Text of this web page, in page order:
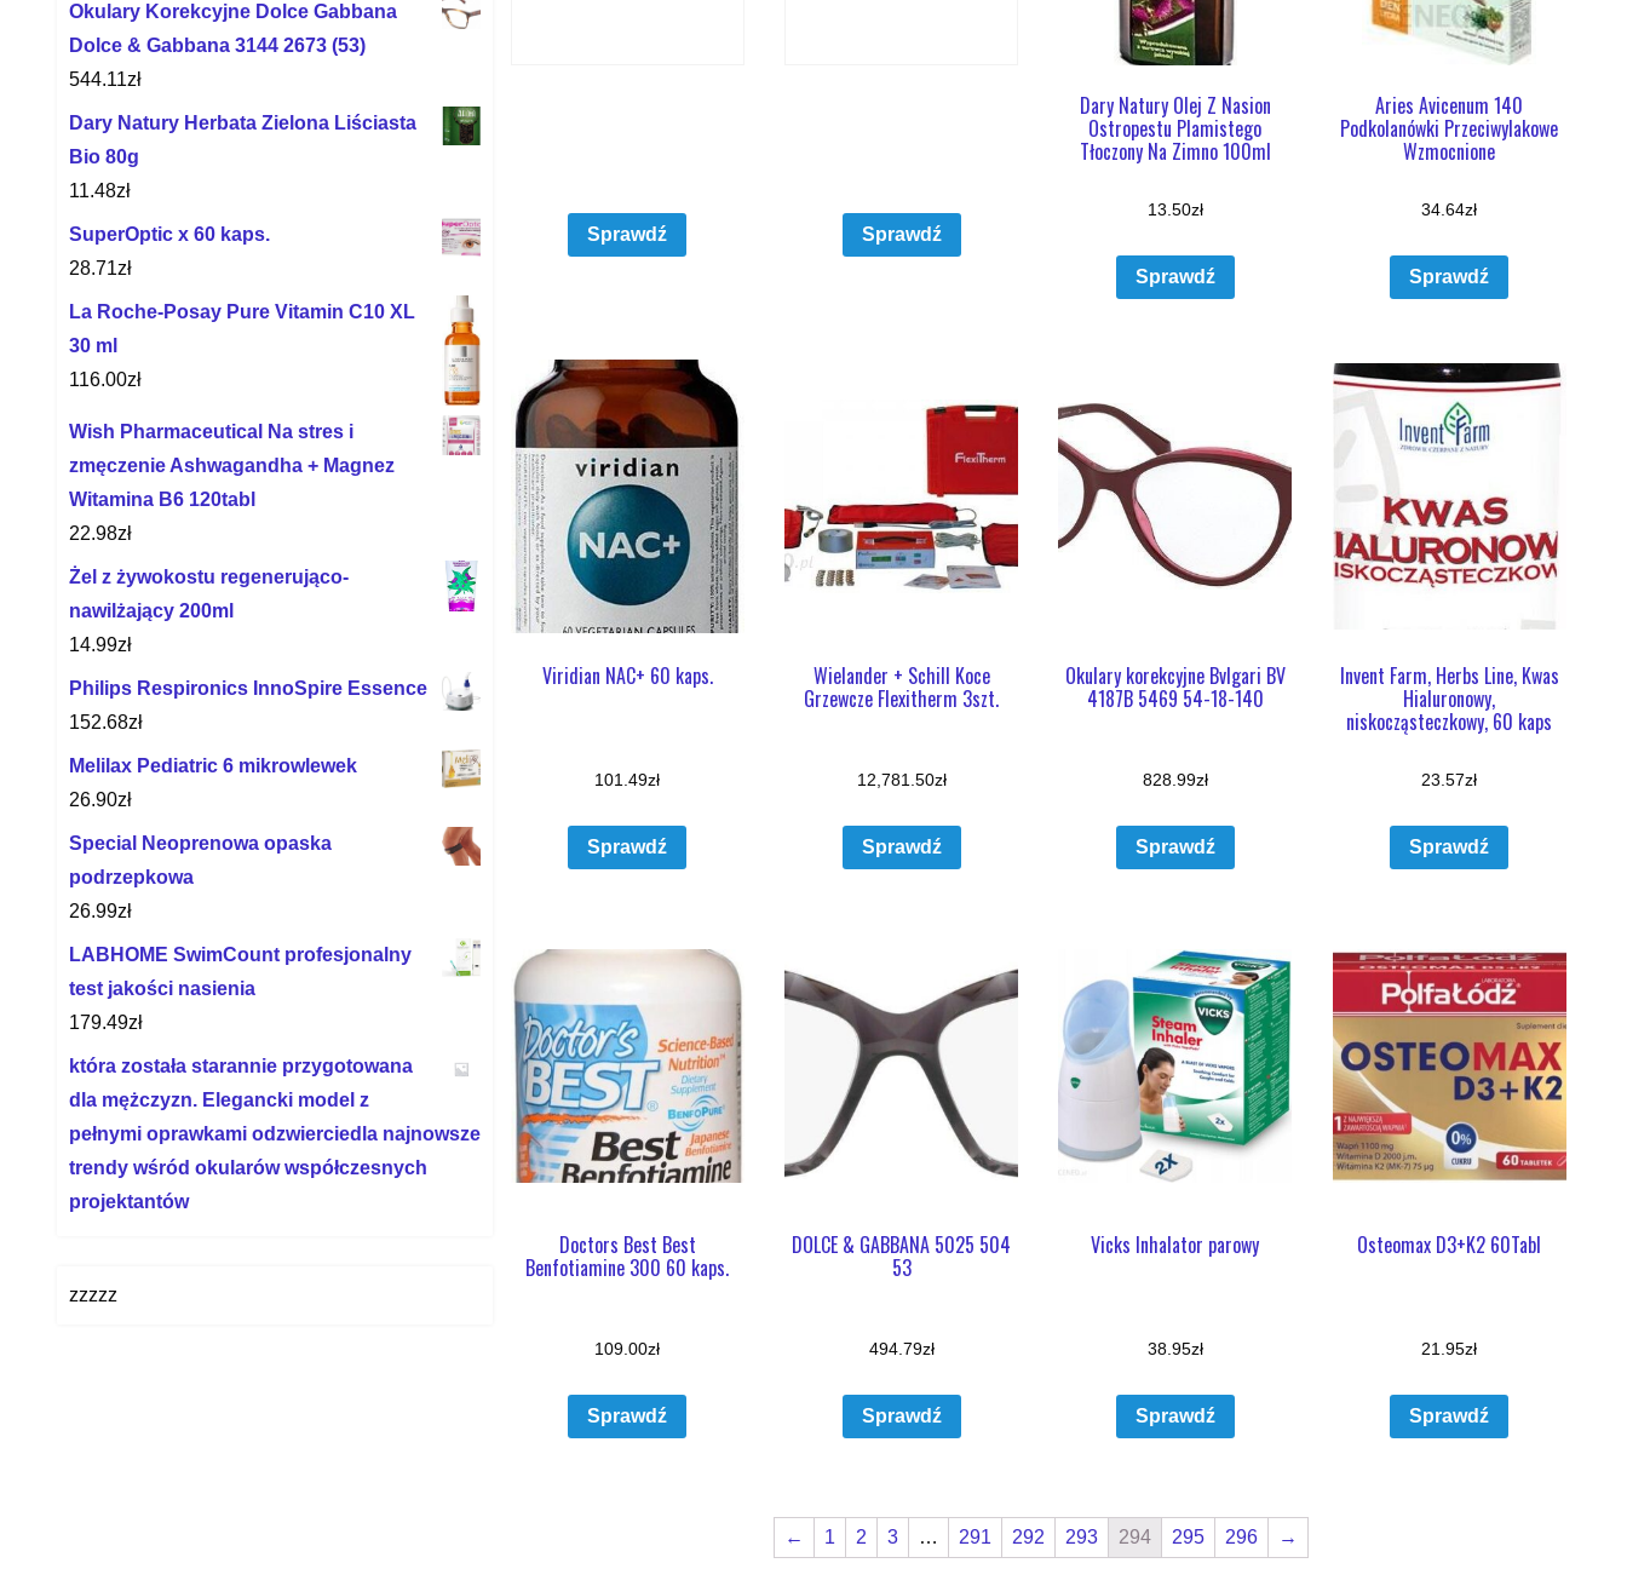
Sprawdź Sprawdź
Dary Natury Olej Z Nasion
Ostropestu Plamistego
Tłoczony Na Zimno 100ml
13.50zł
Sprawdź
Aries Avicenum 140
Podkolanówki Przeciwylakowe
Wzmocnione
34.64zł
Sprawdź
Viridian NAC+ 60 kaps.
101.49zł
Sprawdź
Wielander + Schill Koce
Grzewcze Flexitherm 3szt.
12,781.50zł
Sprawdź
Okulary korekcyjne Bvlgari BV
4187B 5469 54-18-140
828.99zł
Sprawdź
Invent Farm, Herbs Line, Kwas
Hialuronowy,
niskocząsteczkowy, 60 kaps
23.57zł
Sprawdź
Doctors Best Best
Benfotiamine 300 60 kaps.
109.00zł
Sprawdź
DOLCE & GABBANA 5025 504
53
494.79zł
Sprawdź
Vicks Inhalator parowy
38.95zł
Sprawdź
Osteomax D3+K2 60Tabl
21.95zł
Sprawdź
← 1 2 3 … 291 292 293 294 295 296 →
Okulary Korekcyjne Dolce Gabbana
Dolce & Gabbana 3144 2673 (53)
544.11zł
Dary Natury Herbata Zielona Liściasta
Bio 80g
11.48zł
SuperOptic x 60 kaps.
28.71zł
La Roche-Posay Pure Vitamin C10 XL
30 ml
116.00zł
Wish Pharmaceutical Na stres i
zmęczenie Ashwagandha + Magnez
Witamina B6 120tabl
22.98zł
Żel z żywokostu regenerująco-
nawilżający 200ml
14.99zł
Philips Respironics InnoSpire Essence
152.68zł
Melilax Pediatric 6 mikrowlewek
26.90zł
Special Neoprenowa opaska
podrzepkowa
26.99zł
LABHOME SwimCount profesjonalny
test jakości nasienia
179.49zł
która została starannie przygotowana
dla mężczyzn. Elegancki model z
pełnymi oprawkami odzwierciedla najnowsze
trendy wśród okularów współczesnych
projektantów
zzzzz